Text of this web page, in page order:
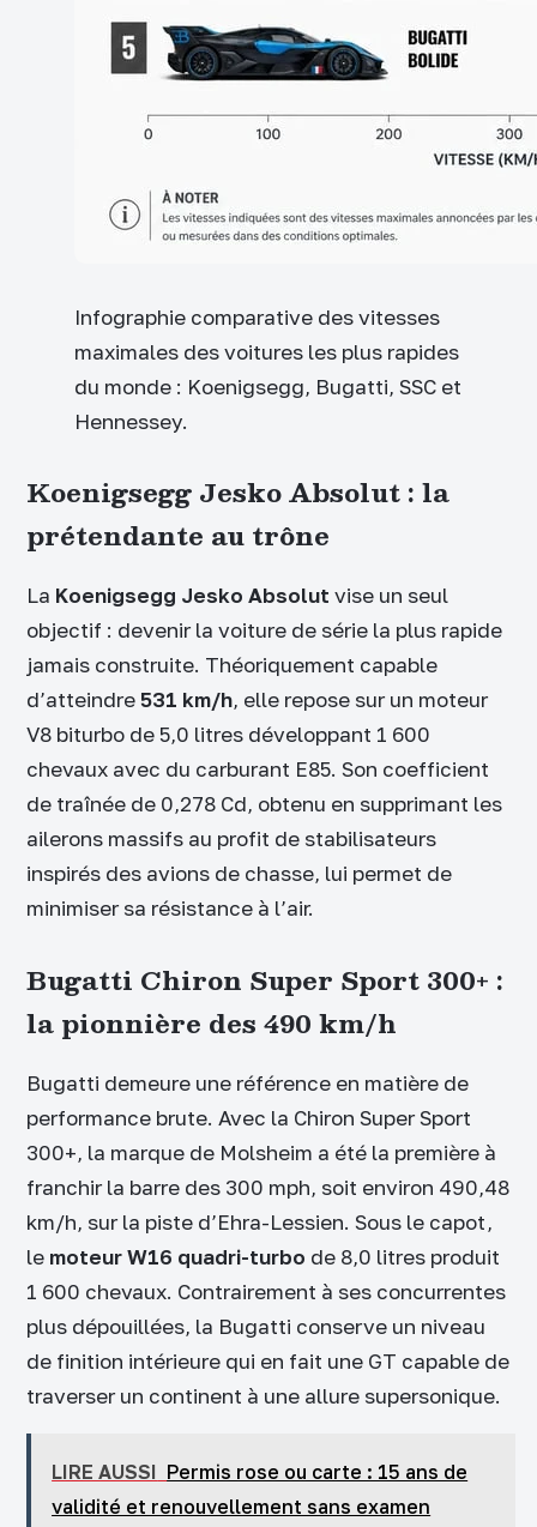
Infographie comparative des vitesses
maximales des voitures les plus rapides
du monde : Koenigsegg, Bugatti, SSC et
Hennessey.
Koenigsegg Jesko Absolut : la
prétendante au trône
La Koenigsegg Jesko Absolut vise un seul
objectif : devenir la voiture de série la plus rapide
jamais construite. Théoriquement capable
d’atteindre 531 km/h, elle repose sur un moteur
V8 biturbo de 5,0 litres développant 1 600
chevaux avec du carburant E85. Son coefficient
de traînée de 0,278 Cd, obtenu en supprimant les
ailerons massifs au profit de stabilisateurs
inspirés des avions de chasse, lui permet de
minimiser sa résistance à l’air.
Bugatti Chiron Super Sport 300+ :
la pionnière des 490 km/h
Bugatti demeure une référence en matière de
performance brute. Avec la Chiron Super Sport
300+, la marque de Molsheim a été la première à
franchir la barre des 300 mph, soit environ 490,48
km/h, sur la piste d’Ehra-Lessien. Sous le capot,
le moteur W16 quadri-turbo de 8,0 litres produit
1 600 chevaux. Contrairement à ses concurrentes
plus dépouillées, la Bugatti conserve un niveau
de finition intérieure qui en fait une GT capable de
traverser un continent à une allure supersonique.
LIRE AUSSI Permis rose ou carte : 15 ans de
validité et renouvellement sans examen